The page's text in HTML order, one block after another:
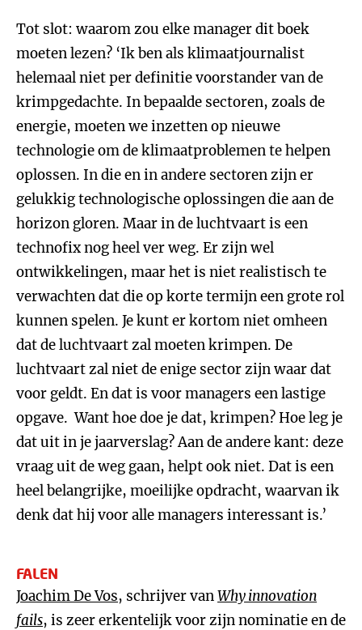
Tot slot: waarom zou elke manager dit boek
moeten lezen? ‘Ik ben als klimaatjournalist
helemaal niet per definitie voorstander van de
krimpgedachte. In bepaalde sectoren, zoals de
energie, moeten we inzetten op nieuwe
technologie om de klimaatproblemen te helpen
oplossen. In die en in andere sectoren zijn er
gelukkig technologische oplossingen die aan de
horizon gloren. Maar in de luchtvaart is een
technofix nog heel ver weg. Er zijn wel
ontwikkelingen, maar het is niet realistisch te
verwachten dat die op korte termijn een grote rol
kunnen spelen. Je kunt er kortom niet omheen
dat de luchtvaart zal moeten krimpen. De
luchtvaart zal niet de enige sector zijn waar dat
voor geldt. En dat is voor managers een lastige
opgave. Want hoe doe je dat, krimpen? Hoe leg je
dat uit in je jaarverslag? Aan de andere kant: deze
vraag uit de weg gaan, helpt ook niet. Dat is een
heel belangrijke, moeilijke opdracht, waarvan ik
denk dat hij voor alle managers interessant is.’
FALEN
Joachim De Vos, schrijver vanWhy innovation
fails, is zeer erkentelijk voor zijn nominatie en de